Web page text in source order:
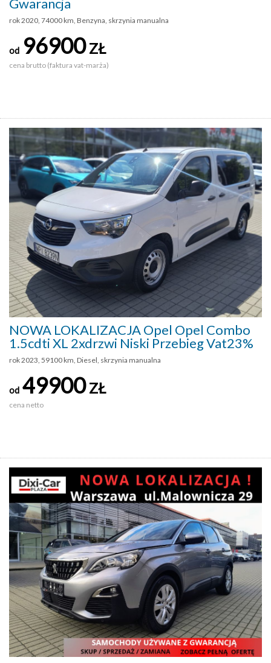
rok 2020, 74000 km, Benzyna, skrzynia manualna
od 96900ZŁ
cena brutto (faktura vat-marża)
NOWA LOKALIZACJA Opel Opel Combo
1.5cdti XL 2xdrzwi Niski Przebieg Vat23%
rok 2023, 59100 km, Diesel, skrzynia manualna
od 49900ZŁ
cena netto